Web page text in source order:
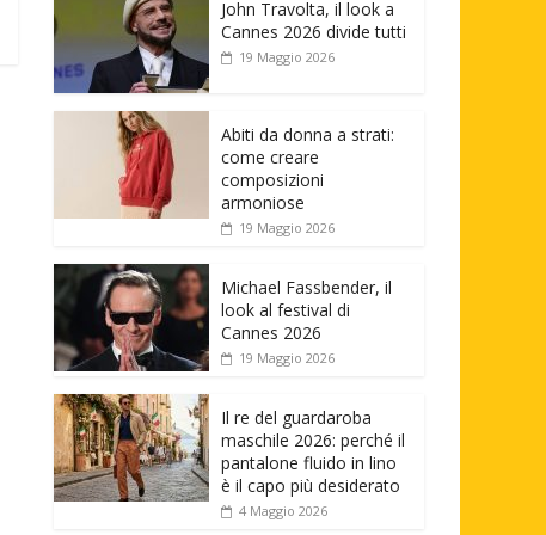
John Travolta, il look a
Cannes 2026 divide tutti
19 Maggio 2026
Abiti da donna a strati:
come creare
composizioni
armoniose
19 Maggio 2026
Michael Fassbender, il
look al festival di
Cannes 2026
19 Maggio 2026
Il re del guardaroba
maschile 2026: perché il
pantalone fluido in lino
è il capo più desiderato
4 Maggio 2026